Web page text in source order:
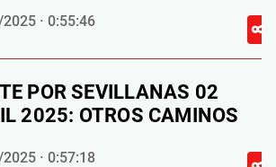
· 0:55:46
POR SEVILLANAS 02
2025: OTROS CAMINOS
· 0:57:18